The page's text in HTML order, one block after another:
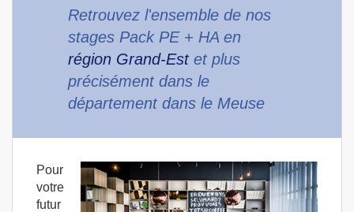
Retrouvez l'ensemble de nos
stages Pack PE + HA en
région Grand-Estet plus
précisément dans le
département dans le Meuse
Pour
votre
futur